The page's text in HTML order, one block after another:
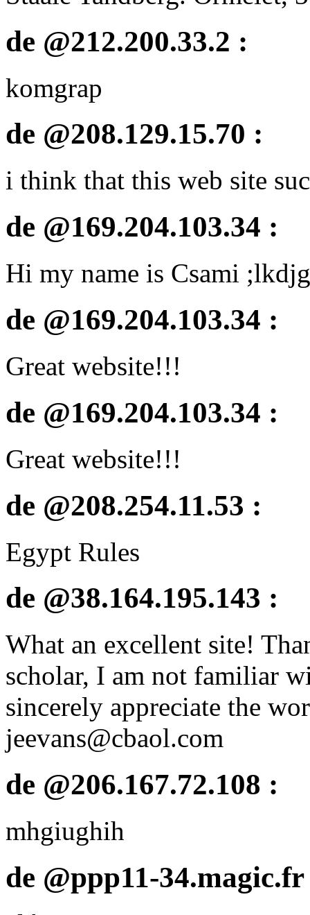
de @212.200.33.2 :
komgrap
de @208.129.15.70 :
i think that this web site
de @169.204.103.34 :
Hi my name is Csami
de @169.204.103.34 :
Great website!!!
de @169.204.103.34 :
Great website!!!
de @208.254.11.53 :
Egypt Rules
de @38.164.195.143 :
What an excellent site!
scholar, I am not familiar
sincerely appreciate the
jeevans@cbaol.com
de @206.167.72.108 :
mhgiughih
de @ppp11-